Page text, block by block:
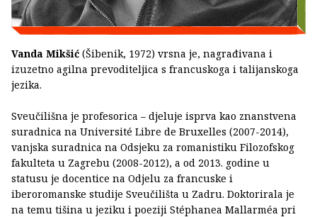
Vanda Mikšić (Šibenik, 1972) vrsna je, nagrađivana i
izuzetno agilna prevoditeljica s francuskoga i talijanskoga
jezika.
Sveučilišna je profesorica – djeluje isprva kao znanstvena
suradnica na Université Libre de Bruxelles (2007-2014),
vanjska suradnica na Odsjeku za romanistiku Filozofskog
fakulteta u Zagrebu (2008-2012), a od 2013. godine u
statusu je docentice na Odjelu za francuske i
iberoromanske studije Sveučilišta u Zadru. Doktorirala je
na temu tišina u jeziku i poeziji Stéphanea Mallarméa pri